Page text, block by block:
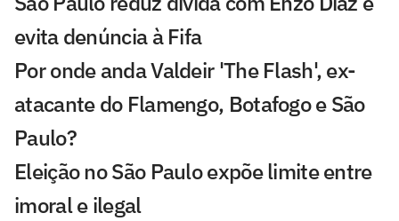
evita denúncia à Fifa
Por onde anda Valdeir 'The Flash', ex-
atacante do Flamengo, Botafogo e São
Paulo?
Eleição no São Paulo expõe limite entre
imoral e ilegal